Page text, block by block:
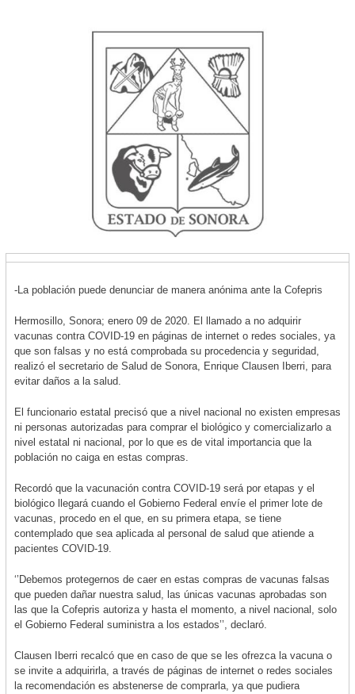
-La población puede denunciar de manera anónima ante la Cofepris
Hermosillo, Sonora; enero 09 de 2020. El llamado a no adquirir
vacunas contra COVID-19 en páginas de internet o redes sociales, ya
que son falsas y no está comprobada su procedencia y seguridad,
realizó el secretario de Salud de Sonora, Enrique Clausen Iberri, para
evitar daños a la salud.
El funcionario estatal precisó que a nivel nacional no existen empresas
ni personas autorizadas para comprar el biológico y comercializarlo a
nivel estatal ni nacional, por lo que es de vital importancia que la
población no caiga en estas compras.
Recordó que la vacunación contra COVID-19 será por etapas y el
biológico llegará cuando el Gobierno Federal envíe el primer lote de
vacunas, procedo en el que, en su primera etapa, se tiene
contemplado que sea aplicada al personal de salud que atiende a
pacientes COVID-19.
‘’Debemos protegernos de caer en estas compras de vacunas falsas
que pueden dañar nuestra salud, las únicas vacunas aprobadas son
las que la Cofepris autoriza y hasta el momento, a nivel nacional, solo
el Gobierno Federal suministra a los estados’’, declaró.
Clausen Iberri recalcó que en caso de que se les ofrezca la vacuna o
se invite a adquirirla, a través de páginas de internet o redes sociales
la recomendación es abstenerse de comprarla, ya que pudiera